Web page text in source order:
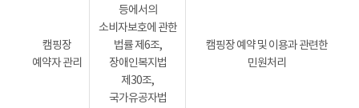
캠핑장
예약자 관리
등에서의
소비자보호에 관한
법률 제6조,
장애인복지법
제30조,
국가유공자법
캠핑장 예약 및 이용과 관련한
민원처리